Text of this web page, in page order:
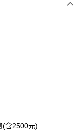
(含2500元)